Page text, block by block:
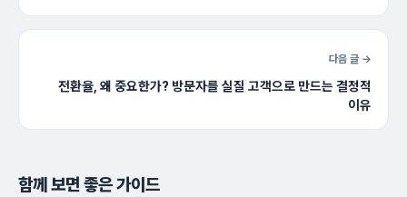
다음 글 →
전환율, 왜 중요한가? 방문자를 실질 고객으로 만드는 결정적
이유
함께 보면 좋은 가이드